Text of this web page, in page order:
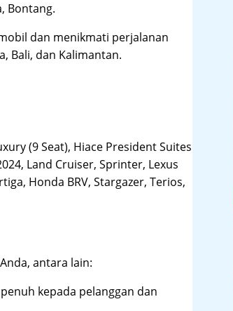
Bontang.
dan menikmati perjalanan
Bali, dan Kalimantan.
(9 Seat), Hiace President Suites
Land Cruiser, Sprinter, Lexus
Honda BRV, Stargazer, Terios,
antara lain:
kepada pelanggan dan